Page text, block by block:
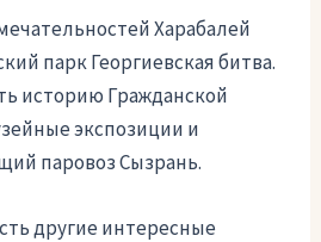
Харабалей
парк Георгиевская битва.
историю Гражданской
экспозиции и
паровоз Сызрань.
другие интересные